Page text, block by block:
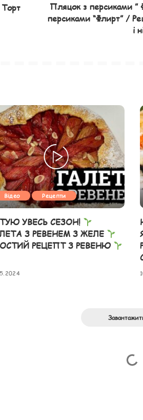
Пляцок з персиками ”
персиками “Флирт” /
і
Відео Рецепти
УВЕСЬ СЕЗОН!
З РЕВЕНЕМ З ЖЕЛЕ
РЕЦЕПТ З РЕВЕНЮ